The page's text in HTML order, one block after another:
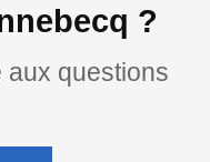
?
aux questions